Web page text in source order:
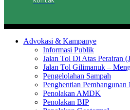
Advokasi & Kampanye
Informasi Publik
Jalan Tol Di Atas Perairan
Jalan Tol Gilimanuk –
Pengelolahan Sampah
Penghentian
Penolakan AMDK
Penolakan BIP